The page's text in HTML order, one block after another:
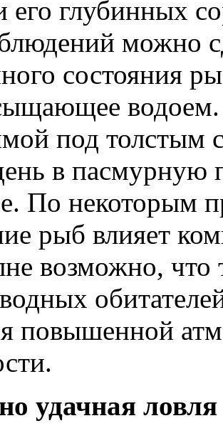
его глубинных
можно
состояния
под толстым
в пасмурную
По некоторым
рыб влияет
возможно, что
повышенной
удачная